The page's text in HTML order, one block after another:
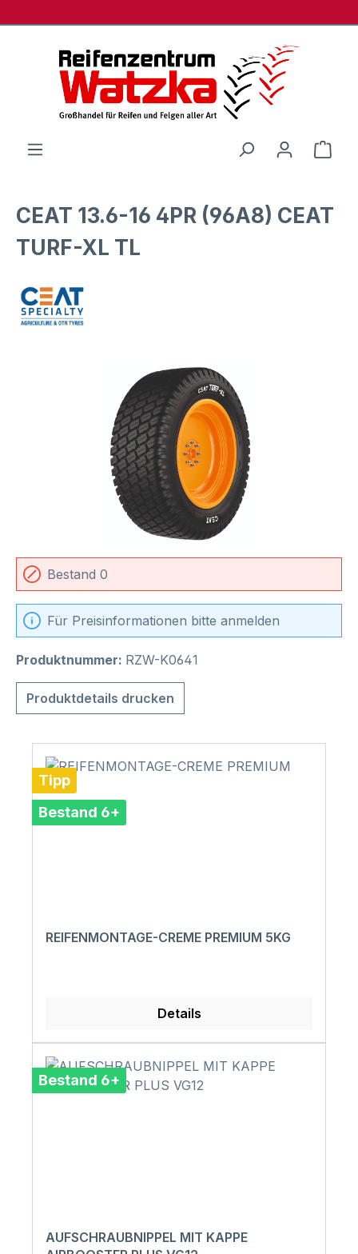
CEAT 13.6-16 4PR (96A8) CEAT
TURF-XL TL
Bildergalerie überspringen
Bestand 0
Für Preisinformationen bitte anmelden
Produktnummer: RZW-K0641
Produktdetails drucken
Tipp
Bestand 6+
REIFENMONTAGE-CREME PREMIUM 5KG
Details
Bestand 6+
AUFSCHRAUBNIPPEL MIT KAPPE